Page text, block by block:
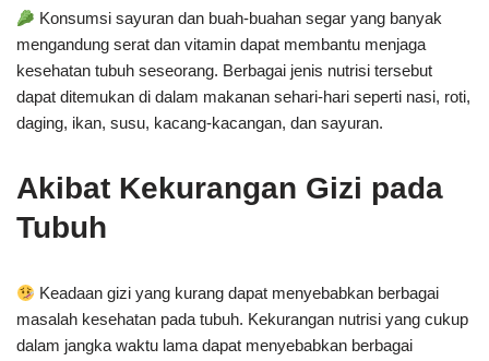
Konsumsi sayuran dan buah-buahan segar yang banyak
mengandung serat dan vitamin dapat membantu menjaga
kesehatan tubuh seseorang. Berbagai jenis nutrisi tersebut
dapat ditemukan di dalam makanan sehari-hari seperti nasi, roti,
daging, ikan, susu, kacang-kacangan, dan sayuran.
Akibat Kekurangan Gizi pada
Tubuh
Keadaan gizi yang kurang dapat menyebabkan berbagai
masalah kesehatan pada tubuh. Kekurangan nutrisi yang cukup
dalam jangka waktu lama dapat menyebabkan berbagai